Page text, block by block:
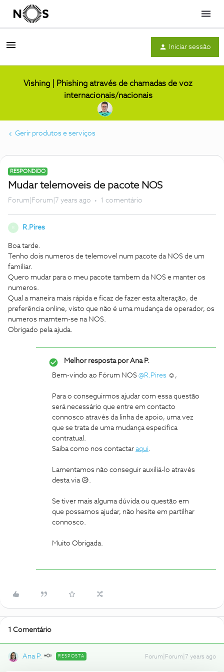
Menu
Iniciar sessão
Vishing | Phishing através de chamadas de voz
internacionais/nacionais
Gerir produtos e serviços
RESPONDIDO
Mudar telemoveis de pacote NOS
Forum|Forum|7 years ago 1 comentário
R R.Pires
Boa tarde.
Tenho dois numeros de telemovel num pacote da NOS de um
familiar.
Quero mudar para o meu pacote tambem da NOS e manter os
numeros.
Qual a maneira mais rápida e ficaz de fazer esta alteração, de
preferência online, visto que não é uma mudança de operador, os
numeros mamtem-se na NOS.
Obrigado pela ajuda.
Melhor resposta porAna P.
Bem-vindo ao Fórum NOS @R.Pires ☺️,
Para o conseguirmos ajudar com essa questão
será necessário que entre em contacto
connosco através da linha de apoio, uma vez
que se trata de uma mudança especifica
contratual.
Saiba como nos contactar aqui.
Lamentamos não conseguir auxiliá-lo através
desta via 😥.
Se tiver mais alguma dúvida ou questão em
que possamos ajudar, não hesite em partilhar
connosco.
Muito Obrigada.
1 Comentário
Ana P. RESPOSTA Forum|Forum|7 years ago